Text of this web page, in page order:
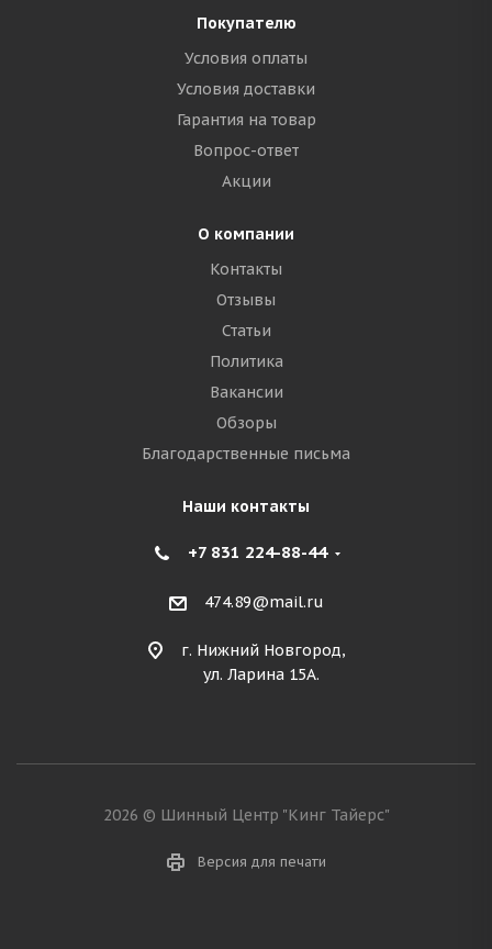
Покупателю
Условия оплаты
Условия доставки
Гарантия на товар
Вопрос-ответ
Акции
О компании
Контакты
Отзывы
Статьи
Политика
Вакансии
Обзоры
Благодарственные письма
Наши контакты
+7 831 224-88-44
474.89@mail.ru
г. Нижний Новгород,
ул. Ларина 15А.
2026 © Шинный Центр "Кинг Тайерс"
Версия для печати